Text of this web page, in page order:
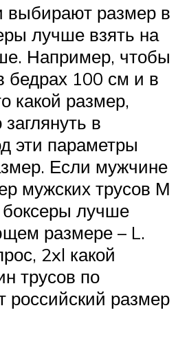
выбирают размер в
лучше взять на
Например, чтобы
бедрах 100 см и в
какой размер,
в
эти параметры
Если мужчине
мужских трусов М
боксеры лучше
размере – L.
2xl какой
трусов по
российский размер